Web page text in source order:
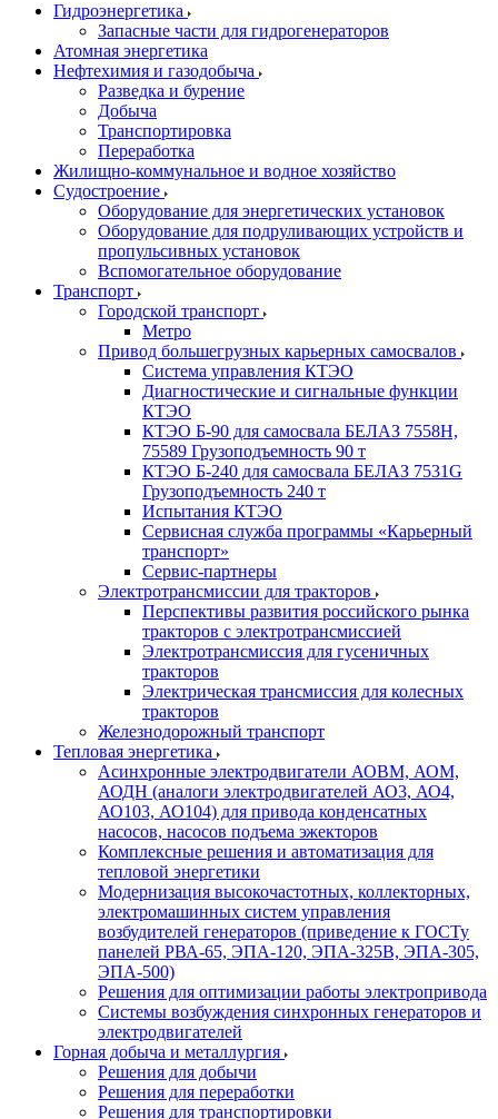
Гидроэнергетика
Запасные части для гидрогенераторов
Атомная энергетика
Нефтехимия и газодобыча
Разведка и бурение
Добыча
Транспортировка
Переработка
Жилищно-коммунальное и водное хозяйство
Судостроение
Оборудование для энергетических установок
Оборудование для подруливающих устройств и
пропульсивных установок
Вспомогательное оборудование
Транспорт
Городской транспорт
Метро
Привод большегрузных карьерных самосвалов
Система управления КТЭО
Диагностические и сигнальные функции
КТЭО
КТЭО Б-90 для самосвала БЕЛАЗ 7558H,
75589 Грузоподъемность 90 т
КТЭО Б-240 для самосвала БЕЛАЗ 7531G
Грузоподъемность 240 т
Испытания КТЭО
Сервисная служба программы «Карьерный
транспорт»
Сервис-партнеры
Электротрансмиссии для тракторов
Перспективы развития российского рынка
тракторов с электротрансмиссией
Электротрансмиссия для гусеничных
тракторов
Электрическая трансмиссия для колесных
тракторов
Железнодорожный транспорт
Тепловая энергетика
Асинхронные электродвигатели АОВМ, АОМ,
АОДН (аналоги электродвигателей АО3, АО4,
АО103, АО104) для привода конденсатных
насосов, насосов подъема эжекторов
Комплексные решения и автоматизация для
тепловой энергетики
Модернизация высокочастотных, коллекторных,
электромашинных систем управления
возбудителей генераторов (приведение к ГОСТу
панелей РВА-65, ЭПА-120, ЭПА-325В, ЭПА-305,
ЭПА-500)
Решения для оптимизации работы электропривода
Системы возбуждения синхронных генераторов и
электродвигателей
Горная добыча и металлургия
Решения для добычи
Решения для переработки
Решения для транспортировки